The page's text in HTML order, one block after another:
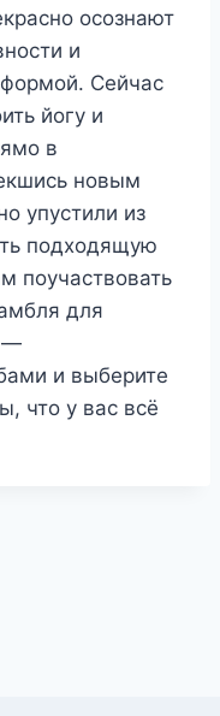
осознают
и
формой. Сейчас
йогу и
в
новым
упустили из
подходящую
поучаствовать
для
—
и выберите
что у вас всё